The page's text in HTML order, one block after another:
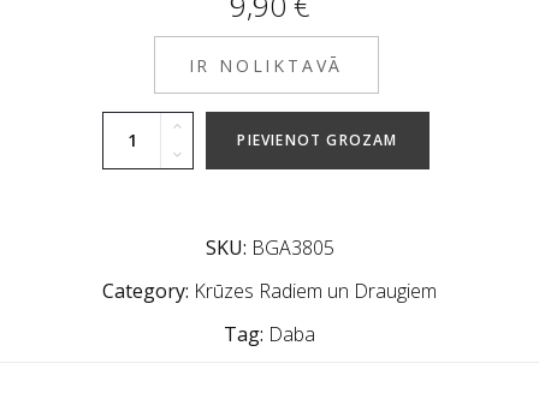
IR NOLIKTAVĀ
PIEVIENOT GROZAM
SKU: BGA3805
Category: Krūzes Radiem un Draugiem
Tag: Daba